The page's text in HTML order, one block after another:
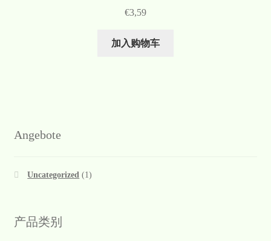
€3,59
加入购物车
Angebote
Uncategorized (1)
产品类别